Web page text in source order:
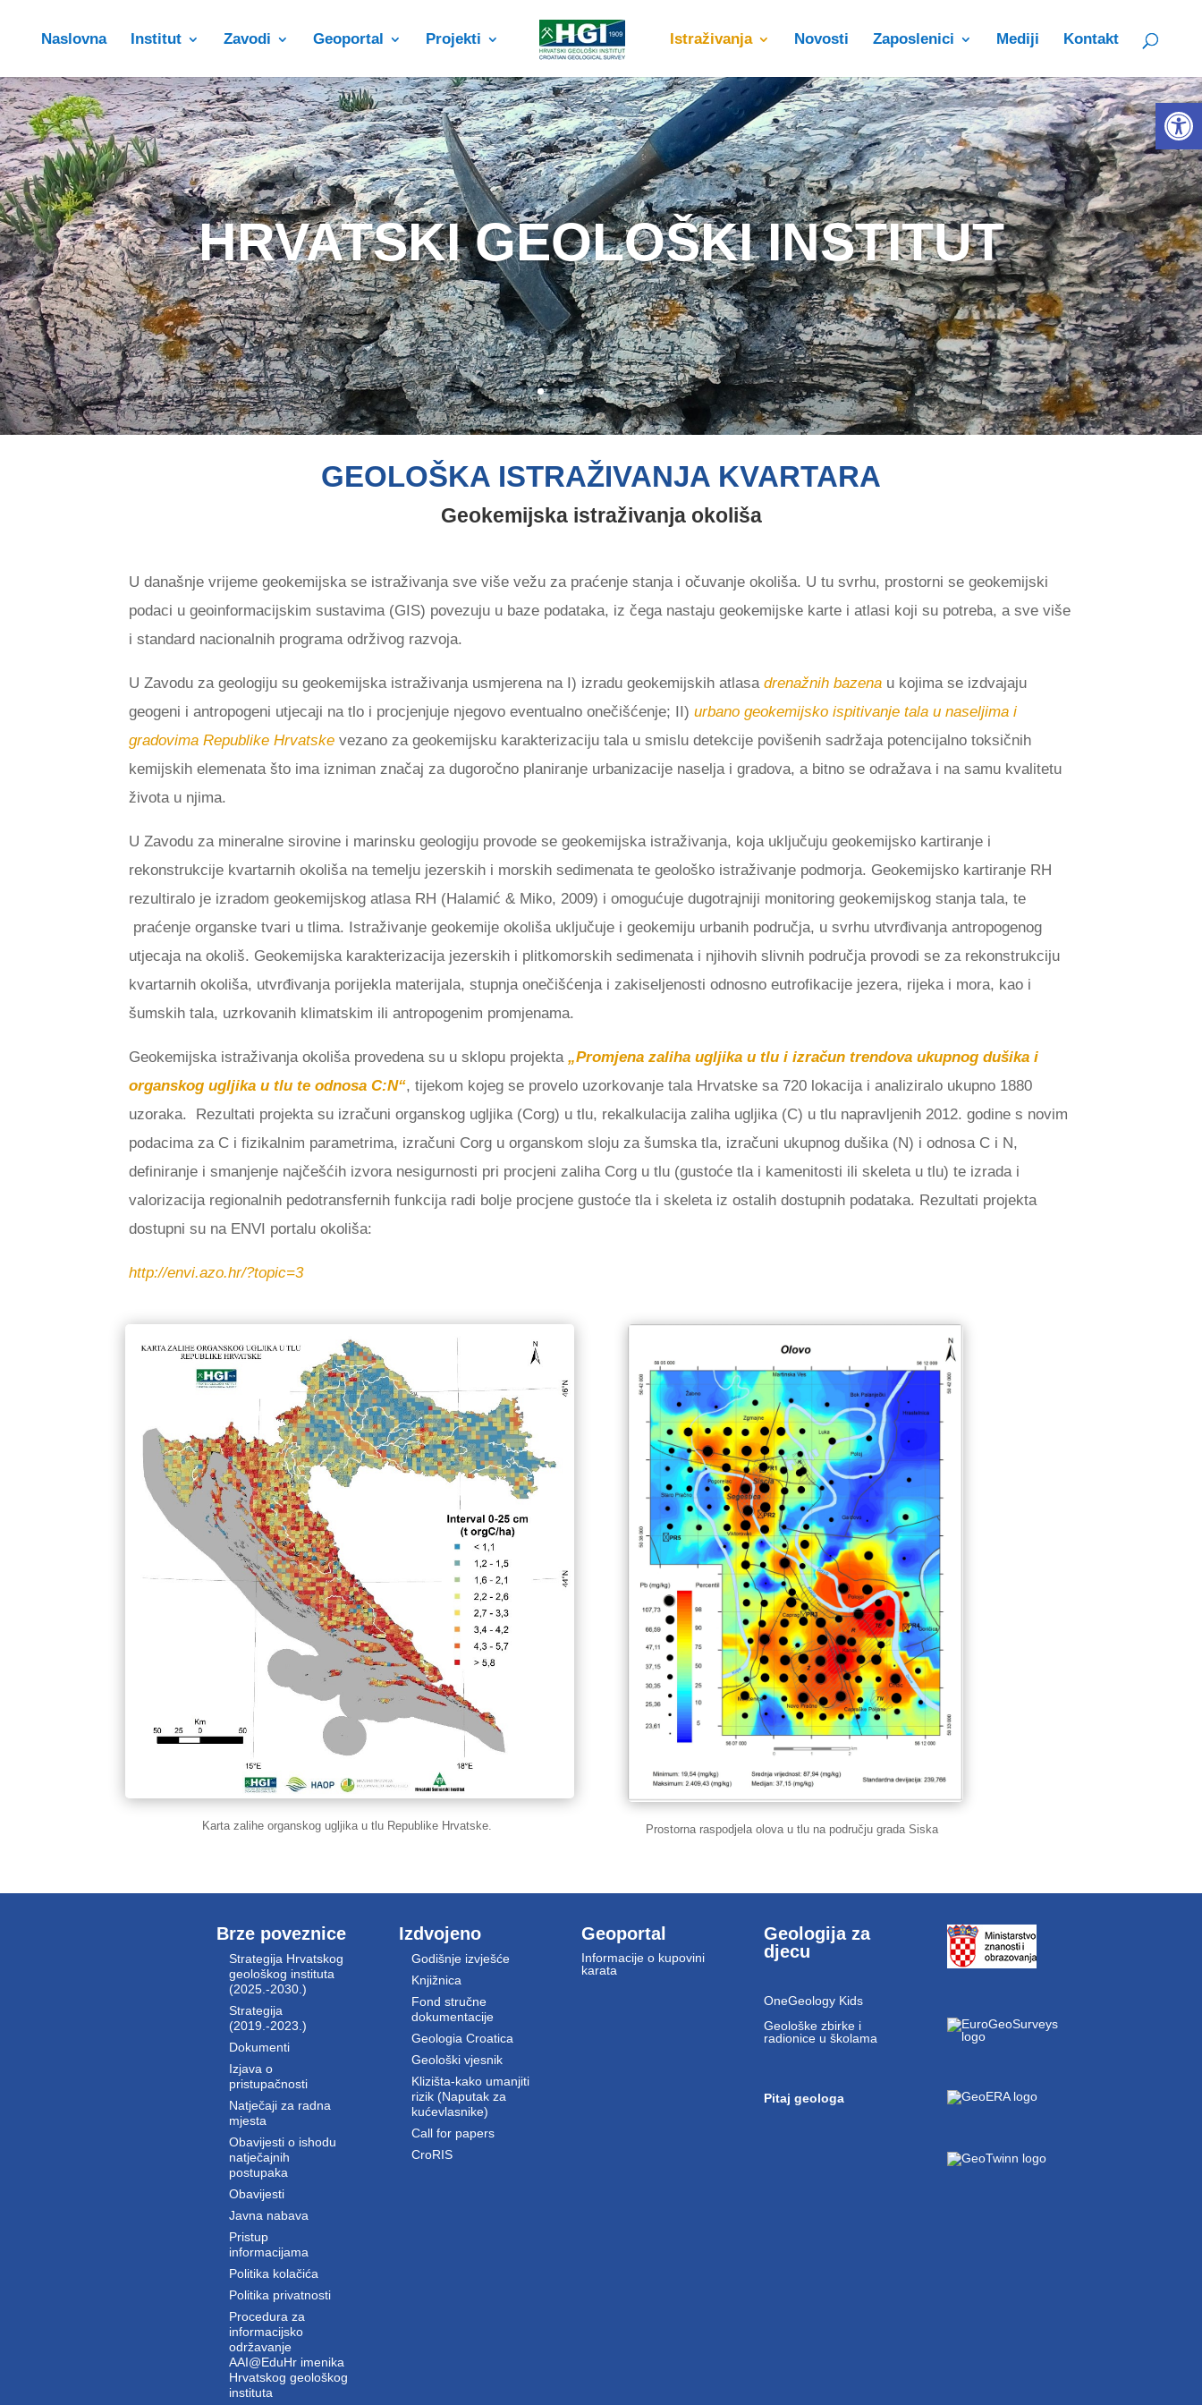
Naslovna Institut Zavodi Geoportal Projekti Istraživanja Novosti Zaposlenici Mediji Kontakt
HRVATSKI GEOLOŠKI INSTITUT
GEOLOŠKA ISTRAŽIVANJA KVARTARA
Geokemijska istraživanja okoliša
U današnje vrijeme geokemijska se istraživanja sve više vežu za praćenje stanja i očuvanje okoliša. U tu svrhu, prostorni se geokemijski
podaci u geoinformacijskim sustavima (GIS) povezuju u baze podataka, iz čega nastaju geokemijske karte i atlasi koji su potreba, a sve više
i standard nacionalnih programa održivog razvoja.
U Zavodu za geologiju su geokemijska istraživanja usmjerena na I) izradu geokemijskih atlasadrenažnih bazena u kojima se izdvajaju
geogeni i antropogeni utjecaji na tlo i procjenjuje njegovo eventualno onečišćenje; II) urbano geokemijsko ispitivanje tala u naseljima i
gradovima Republike Hrvatske vezano za geokemijsku karakterizaciju tala u smislu detekcije povišenih sadržaja potencijalno toksičnih
kemijskih elemenata što ima izniman značaj za dugoročno planiranje urbanizacije naselja i gradova, a bitno se odražava i na samu kvalitetu
života u njima.
U Zavodu za mineralne sirovine i marinsku geologiju provode se geokemijska istraživanja, koja uključuju geokemijsko kartiranje i
rekonstrukcije kvartarnih okoliša na temelju jezerskih i morskih sedimenata te geološko istraživanje podmorja. Geokemijsko kartiranje RH
rezultiralo je izradom geokemijskog atlasa RH (Halamić & Miko, 2009) i omogućuje dugotrajniji monitoring geokemijskog stanja tala, te
praćenje organske tvari u tlima. Istraživanje geokemije okoliša uključuje i geokemiju urbanih područja, u svrhu utvrđivanja antropogenog
utjecaja na okoliš. Geokemijska karakterizacija jezerskih i plitkomorskih sedimenata i njihovih slivnih područja provodi se za rekonstrukciju
kvartarnih okoliša, utvrđivanja porijekla materijala, stupnja onečišćenja i zakiseljenosti odnosno eutrofikacije jezera, rijeka i mora, kao i
šumskih tala, uzrkovanih klimatskim ili antropogenim promjenama.
Geokemijska istraživanja okoliša provedena su u sklopu projekta„Promjena zaliha ugljika u tlu i izračun trendova ukupnog dušika i
organskog ugljika u tlu te odnosa C:N“, tijekom kojeg se provelo uzorkovanje tala Hrvatske sa 720 lokacija i analiziralo ukupno 1880
uzoraka. Rezultati projekta su izračuni organskog ugljika (Corg) u tlu, rekalkulacija zaliha ugljika (C) u tlu napravljenih 2012. godine s novim
podacima za C i fizikalnim parametrima, izračuni Corg u organskom sloju za šumska tla, izračuni ukupnog dušika (N) i odnosa C i N,
definiranje i smanjenje najčešćih izvora nesigurnosti pri procjeni zaliha Corg u tlu (gustoće tla i kamenitosti ili skeleta u tlu) te izrada i
valorizacija regionalnih pedotransfernih funkcija radi bolje procjene gustoće tla i skeleta iz ostalih dostupnih podataka. Rezultati projekta
dostupni su na ENVI portalu okoliša:
http://envi.azo.hr/?topic=3
Karta zalihe organskog ugljika u tlu Republike Hrvatske. Prostorna raspodjela olova u tlu na području grada Siska
Brze poveznice
Strategija Hrvatskog
geološkog instituta
(2025.-2030.)
Strategija
(2019.-2023.)
Dokumenti
Izjava o
pristupačnosti
Natječaji za radna
mjesta
Obavijesti o ishodu
natječajnih
postupaka
Obavijesti
Javna nabava
Pristup
informacijama
Politika kolačića
Politika privatnosti
Procedura za
informacijsko
održavanje
AAI@EduHr imenika
Hrvatskog geološkog
instituta
Izdvojeno
Godišnje izvješće
Knjižnica
Fond stručne
dokumentacije
Geologia Croatica
Geološki vjesnik
Klizišta-kako umanjiti
rizik (Naputak za
kućevlasnike)
Call for papers
CroRIS
Geoportal
Informacije o kupovini
karata
Geologija za
djecu
OneGeology Kids
Geološke zbirke i
radionice u školama
Pitaj geologa